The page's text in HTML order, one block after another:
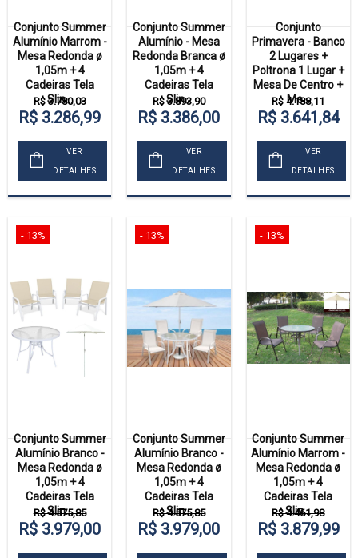
Conjunto Summer
Alumínio Marrom -
Mesa Redonda ø
1,05m + 4
Cadeiras Tela
Slin...
R$ 3.780,03
R$ 3.286,99
VER
DETALHES
Conjunto Summer
Alumínio - Mesa
Redonda Branca ø
1,05m + 4
Cadeiras Tela
Slin...
R$ 3.893,90
R$ 3.386,00
VER
DETALHES
Conjunto
Primavera - Banco
2 Lugares +
Poltrona 1 Lugar +
Mesa De Centro +
Me...
R$ 4.188,11
R$ 3.641,84
VER
DETALHES
- 13%
Conjunto Summer
Alumínio Branco -
Mesa Redonda ø
1,05m + 4
Cadeiras Tela
Slin...
R$ 4.575,85
R$ 3.979,00
- 13%
Conjunto Summer
Alumínio Branco -
Mesa Redonda ø
1,05m + 4
Cadeiras Tela
Slin...
R$ 4.575,85
R$ 3.979,00
- 13%
Conjunto Summer
Alumínio Marrom -
Mesa Redonda ø
1,05m + 4
Cadeiras Tela
Slin...
R$ 4.461,98
R$ 3.879,99